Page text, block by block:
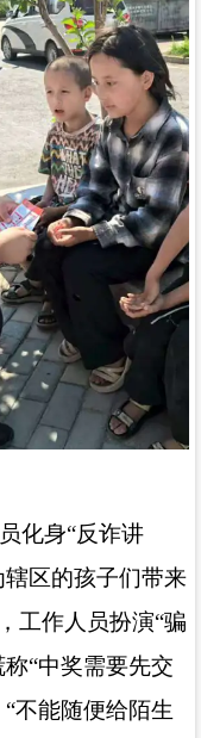
化身“反诈讲
辖区的孩子们带来
工作人员扮演“骗
称“中奖需要先交
“不能随便给陌生